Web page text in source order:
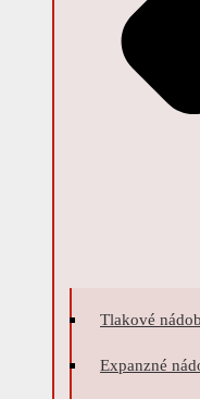
Tlakové
Expanzné